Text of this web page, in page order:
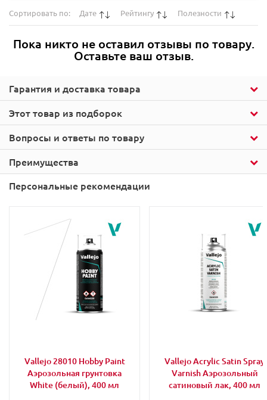
Этот товар из подборок
Гарантия и доставка товара
Сортировать по: Дате Рейтингу Полезности
Пока никто не оставил отзывы по товару.
Оставьте ваш отзыв.
Вопросы и ответы по товару
Преимущества
Персональные рекомендации
Vallejo 28010 Hobby Paint
Аэрозольная грунтовка
White (белый), 400 мл
Vallejo Acrylic Satin Spray
Varnish Аэрозольный
сатиновый лак, 400 мл